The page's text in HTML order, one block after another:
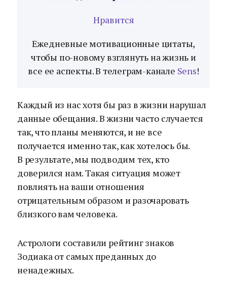
Нравится
Ежедневные мотивационные цитаты,
чтобы по-новому взглянуть на жизнь и
все ее аспекты. В телеграм-канале Sens!
Каждый из нас хотя бы раз в жизни нарушал
данные обещания. В жизни часто случается
так, что планы меняются, и не все
получается именно так, как хотелось бы.
В результате, мы подводим тех, кто
доверился нам. Такая ситуация может
повлиять на ваши отношения
отрицательным образом и разочаровать
близкого вам человека.
Астрологи составили рейтинг знаков
Зодиака от самых преданных до
ненадежных.